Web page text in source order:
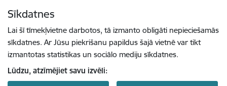
Sīkdatnes
Lai šī tīmekļvietne darbotos, tā izmanto obligāti nepieciešamās
sīkdatnes. Ar Jūsu piekrišanu papildus šajā vietnē var tikt
izmantotas statistikas un sociālo mediju sīkdatnes.
Lūdzu, atzīmējiet savu izvēli: